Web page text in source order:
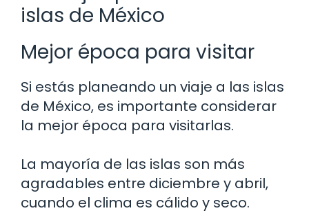
islas de México
Mejor época para visitar
Si estás planeando un viaje a las islas
de México, es importante considerar
la mejor época para visitarlas.
La mayoría de las islas son más
agradables entre diciembre y abril,
cuando el clima es cálido y seco.